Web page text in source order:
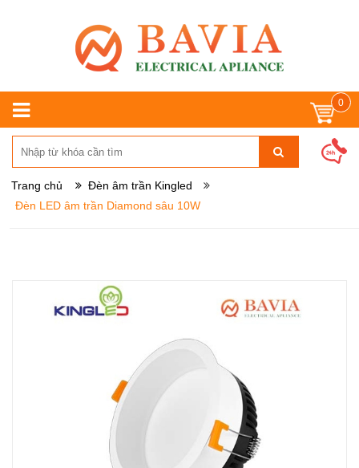
0
Trang chủ
Đèn âm trần Kingled
Đèn LED âm trần Diamond sâu 10W